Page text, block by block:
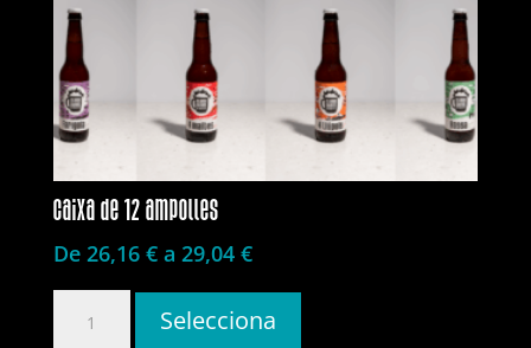
caixa de 12 ampolles
De 26,16 € a 29,04 €
Selecciona